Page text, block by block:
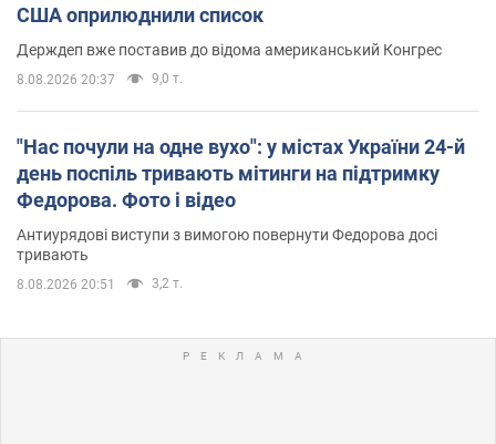
США оприлюднили список
Держдеп вже поставив до відома американський Конгрес
8.08.2026 20:37 9,0 т.
"Нас почули на одне вухо": у містах України 24-й
день поспіль тривають мітинги на підтримку
Федорова. Фото і відео
Антиурядові виступи з вимогою повернути Федорова досі
тривають
8.08.2026 20:51 3,2 т.